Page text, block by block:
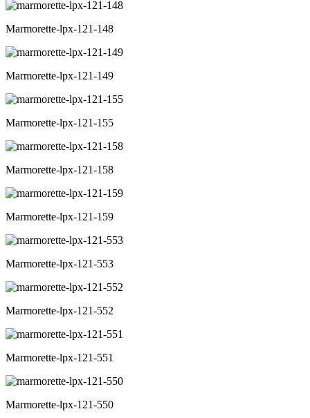
Marmorette-lpx-121-148
Marmorette-lpx-121-149
Marmorette-lpx-121-155
Marmorette-lpx-121-158
Marmorette-lpx-121-159
Marmorette-lpx-121-553
Marmorette-lpx-121-552
Marmorette-lpx-121-551
Marmorette-lpx-121-550